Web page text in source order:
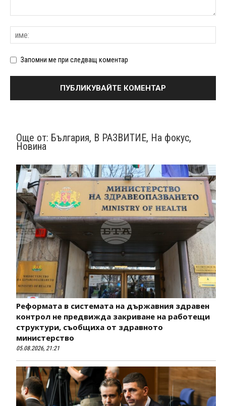
Запомни ме при следващ коментар
Още от: България, В РАЗВИТИЕ, На фокус,
Новина
Реформата в системата на държавния здравен
контрол не предвижда закриване на работещи
структури, съобщиха от здравното
министерство
05.08.2026, 21:21